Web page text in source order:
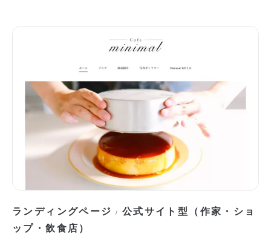
ランディングページ / 公式サイト型（作家・ショ
ップ・飲食店）